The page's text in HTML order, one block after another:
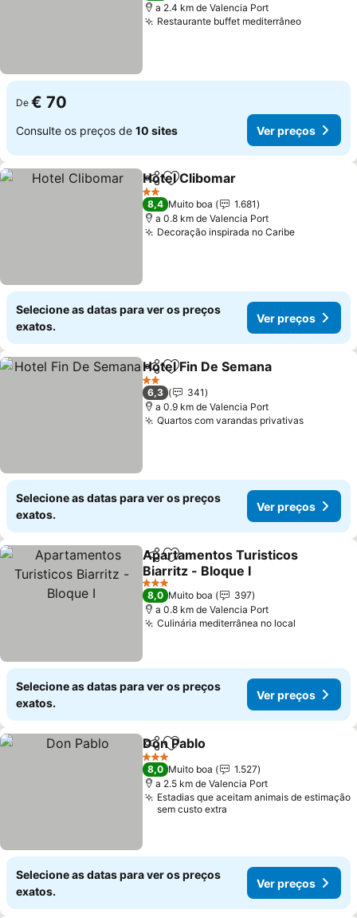
a 2.4 km de Valencia Port
Restaurante buffet mediterrâneoVer
De € 70
Consulte os preços de 10 sites Ver preços
PartilharAdicionar aos favoritos
Hotel Clibomar
2 Estrelas
8,4 Muito boa
1.681
a 0.8 km de Valencia Port
Decoração inspirada no CaribeVer
Selecione as datas para ver os preços
exatos.
Ver preços
PartilharAdicionar aos favoritos
Hotel Fin De Semana
2 Estrelas
6,3
341
a 0.9 km de Valencia Port
Quartos com varandas privativasVer
Selecione as datas para ver os preços
exatos.
Ver preços
PartilharAdicionar aos favoritos
Apartamentos Turisticos
Biarritz - Bloque I
Ver preços
3 Estrelas
8,0 Muito boa
397
a 0.8 km de Valencia Port
Culinária mediterrânea no local
Selecione as datas para ver os preços
exatos.
Ver preços
PartilharAdicionar aos favoritos
Don Pablo
3 Estrelas
8,0 Muito boa
1.527
a 2.5 km de Valencia Port
Estadias que aceitam animais de estimação
sem custo extra
Selecione as datas para ver os preços
exatos.
Ver preços